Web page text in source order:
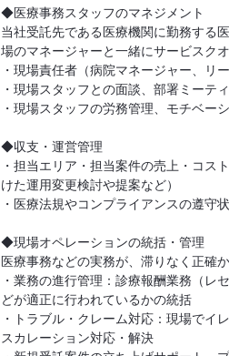
◆医療事務スタッフのマネジメント
当社受託先である医療機関に勤務する
場のマネージャーと一緒にサービスク
・現場責任者（病院マネージャー、リ
・現場スタッフとの面談、部署ミーテ
・現場スタッフの労務管理、モチベー
◆収支・運営管理
・担当エリア・担当案件の売上・コス
けた運用変更検討や提案など）
・医療法規やコンプライアンスの遵守
◆現場オペレーションの統括・管理
医療事務などの実務が、滞りなく正確
・業務の進行管理：診療報酬業務（レ
どが適正に行われているかの統括
・トラブル・クレーム対応：現場でイ
スカレーション対応・解決